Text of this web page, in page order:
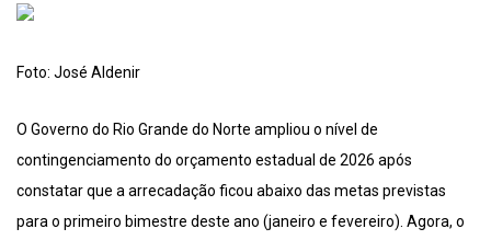
Foto: José Aldenir
O Governo do Rio Grande do Norte ampliou o nível de
contingenciamento do orçamento estadual de 2026 após
constatar que a arrecadação ficou abaixo das metas previstas
para o primeiro bimestre deste ano (janeiro e fevereiro). Agora, o